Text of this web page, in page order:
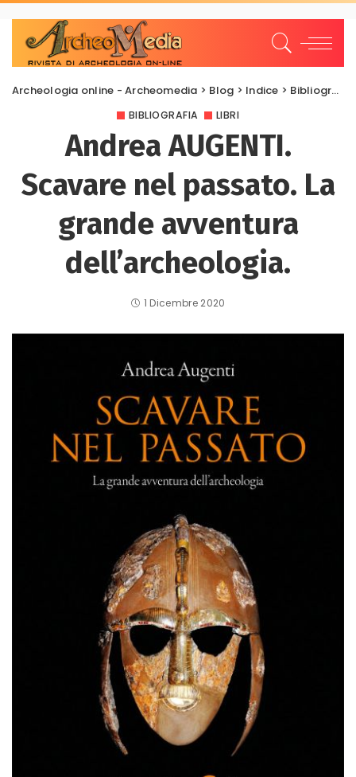
Archeologia online - Archeomedia > Blog > Indice > Bibliografia
BIBLIOGRAFIA LIBRI
Andrea AUGENTI.
Scavare nel passato. La
grande avventura
dell’archeologia.
1 Dicembre 2020